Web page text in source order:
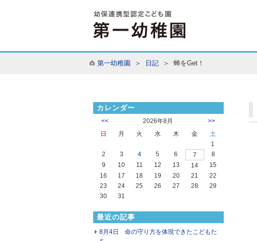
第一幼稚園 ＞ 日記＞ 蝉をGet！
カレンダー
<< 2026年8月 >>
日 月 火 水 木 金
土
1
2
3 4 5 6 7
8
9
10 11 12 13 14
15
16
17 18 19 20 21
22
23
24 25 26 27 28
29
30
31
最近の記事
8月4日 命の守り方を体現できたこどもた